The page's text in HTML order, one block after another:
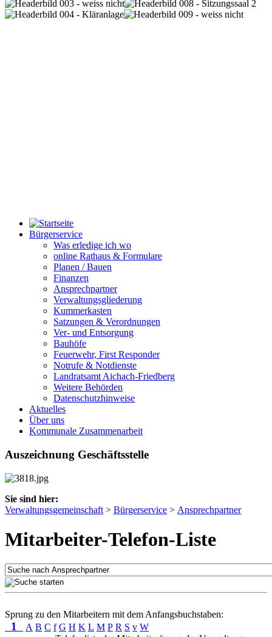
Bürgerservice
Was erledige ich wo
online Rathaus & Formulare
Planen / Bauen
Finanzen
Ansprechpartner
Verwaltungsgliederung
Kummerkasten
Satzungen & Verordnungen
Ver- und Entsorgung
Bauhöfe
Feuerwehr, First Responder
Notrufe & Notdienste
Landratsamt Aichach-Friedberg
Weitere Behörden
Datenschutzhinweise
Aktuelles
Über uns
Kommunale Zusammenarbeit
Auszeichnung Geschäftsstelle
Sie sind hier:
Verwaltungsgemeinschaft > Bürgerservice > Ansprechpartner
Mitarbeiter-Telefon-Liste
Sprung zu den Mitarbeitern mit dem Anfangsbuchstaben:
1 A B C f G H K L M P R S v W